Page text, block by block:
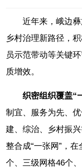
近年来，峨边
乡村治理新路径，
员示范带动等关键
质增效。
织密组织覆盖“
制宜、服务为先、
建、综治、乡村振
整合成“一张网”，
个、三级网格46个